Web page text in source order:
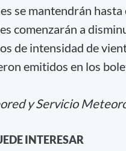
se mantendrán
comenzarán a
de intensidad de
emitidos en los
y Servicio
INTERESAR